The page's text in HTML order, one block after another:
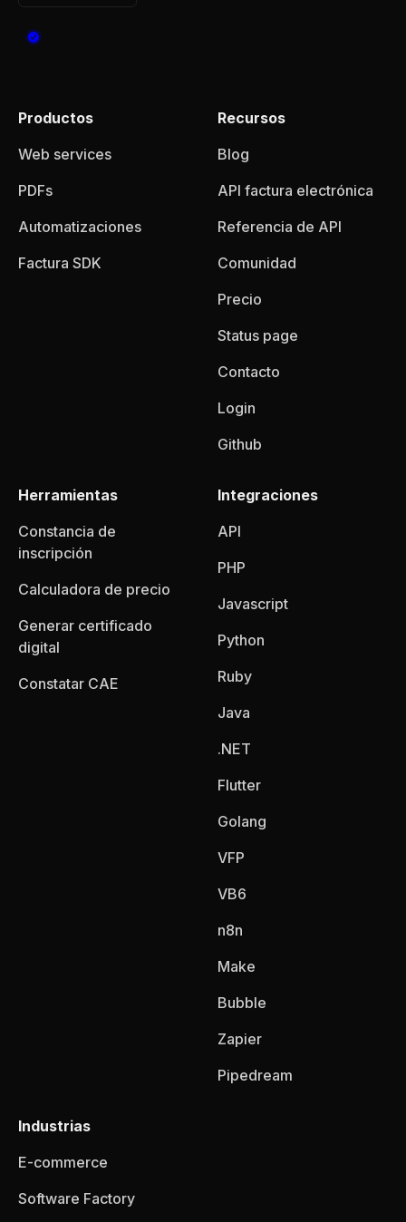
Productos
Web services
PDFs
Automatizaciones
Factura SDK
Recursos
Blog
API factura electrónica
Referencia de API
Comunidad
Precio
Status page
Contacto
Login
Github
Herramientas
Constancia de
inscripción
Calculadora de precio
Generar certificado
digital
Constatar CAE
Integraciones
API
PHP
Javascript
Python
Ruby
Java
.NET
Flutter
Golang
VFP
VB6
n8n
Make
Bubble
Zapier
Pipedream
Industrias
E-commerce
Software Factory